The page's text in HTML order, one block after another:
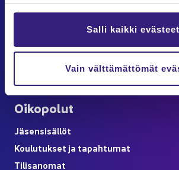
Salli kaikki evästeet
Vain välttämättömät
Las­ku­tus­tie­dot
Oi­ko­po­lut
Jä­sen­si­säl­löt
Kou­lu­tuk­set ja ta­pah­tu­mat
Ti­li­sa­no­mat